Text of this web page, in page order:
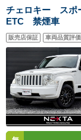
チェロキー ス
ETC 禁煙車
販売店保証 車両品質評